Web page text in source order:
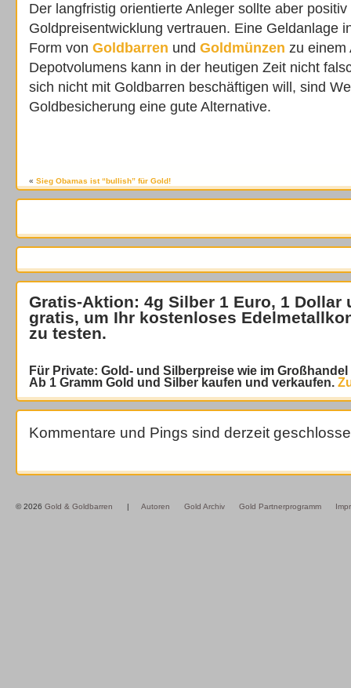
Der langfristig orientierte Anleger sollte aber
Goldpreisentwicklung vertrauen. Eine Geldanlage
Form von Goldbarren und Goldmünzen zu einem
Depotvolumens kann in der heutigen Zeit nicht
sich nicht mit Goldbarren beschäftigen will, sind
Goldbesicherung eine gute Alternative.
« Sieg Obamas ist “bullish” für Gold!
Gratis-Aktion: 4g Silber 1 Euro, 1 Dollar
gratis, um Ihr kostenloses
zu testen.
Für Private: Gold- und Silberpreise wie im
Ab 1 Gramm Gold und Silber kaufen und verkaufen.
Kommentare und Pings sind derzeit
© 2026 Gold & Goldbarren | Autoren Gold Archiv Gold Partnerprogramm